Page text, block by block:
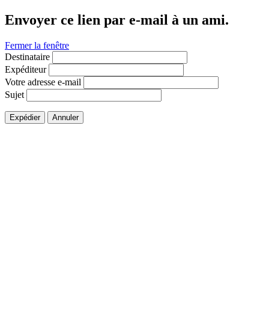
Envoyer ce lien par e-mail à un ami.
Fermer la fenêtre
Destinataire
Expéditeur
Votre adresse e-mail
Sujet
Expédier Annuler